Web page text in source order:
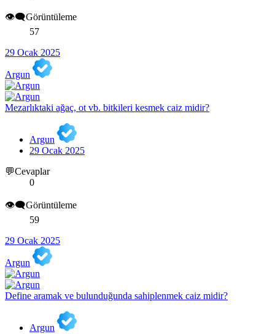
👁️‍🗨️Görüntüleme
57
29 Ocak 2025
Argun
Mezarlıktaki ağaç, ot vb. bitkileri kesmek caiz midir?
Argun
29 Ocak 2025
💬Cevaplar
0
👁️‍🗨️Görüntüleme
59
29 Ocak 2025
Argun
Define aramak ve bulunduğunda sahiplenmek caiz midir?
Argun